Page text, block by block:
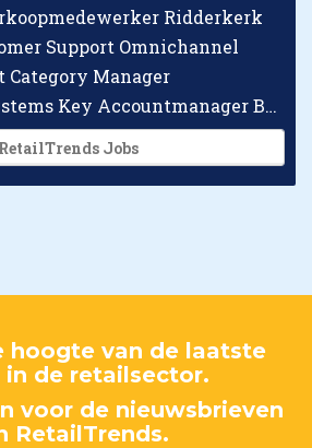
Ridderkerk
Support Omnichannel
Category Manager
Checkpoint Systems Key Accountmanager Benelux
RetailTrends Jobs
hoogte van de laatste
in de retailsector.
voor de nieuwsbrieven
RetailTrends.